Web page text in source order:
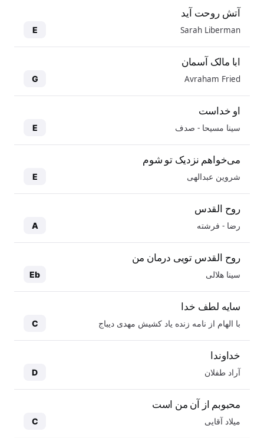
آتش روحت آید
Sarah Liberman
E
ابا مالک آسمان
Avraham Fried
G
او خداست
سینا مسیحا - صدف E
می‌خواهم نزدیک تو شوم
شروین عبدالهی E
روح القدس
رضا - فرشته A
روح القدس تویی درمان من
سینا هلالی Eb
سایه لطف خدا
با الهام از نامه زنده یاد کشیش مهدی دیباج C
خداوندا
آراد طفلان D
محبوبم از آن من است
میلاد آقایی C